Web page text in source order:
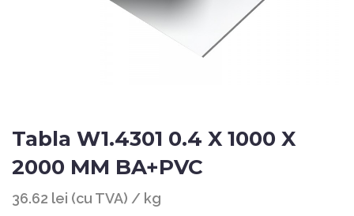
Tabla W1.4301 0.4 X 1000 X
2000 MM BA+PVC
36.62 lei (cu TVA) / kg